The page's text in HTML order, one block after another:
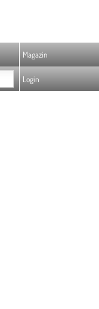
Magazin
Login